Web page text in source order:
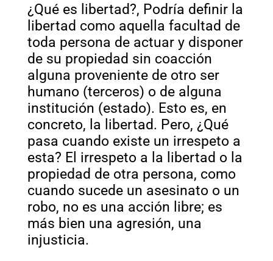
¿Qué es libertad?, Podría definir la
libertad como aquella facultad de
toda persona de actuar y disponer
de su propiedad sin coacción
alguna proveniente de otro ser
humano (terceros) o de alguna
institución (estado). Esto es, en
concreto, la libertad. Pero, ¿Qué
pasa cuando existe un irrespeto a
esta? El irrespeto a la libertad o la
propiedad de otra persona, como
cuando sucede un asesinato o un
robo, no es una acción libre; es
más bien una agresión, una
injusticia.